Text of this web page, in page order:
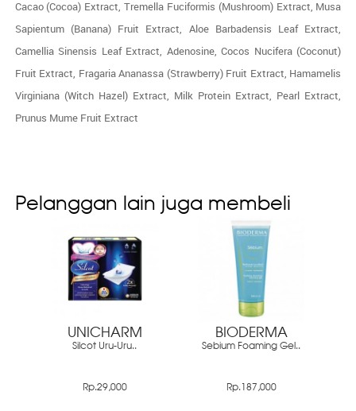
Cacao (Cocoa) Extract, Tremella Fuciformis (Mushroom) Extract, Musa
Sapientum (Banana) Fruit Extract, Aloe Barbadensis Leaf Extract,
Camellia Sinensis Leaf Extract, Adenosine, Cocos Nucifera (Coconut)
Fruit Extract, Fragaria Ananassa (Strawberry) Fruit Extract, Hamamelis
Virginiana (Witch Hazel) Extract, Milk Protein Extract, Pearl Extract,
Prunus Mume Fruit Extract
Pelanggan lain juga membeli
UNICHARM
Silcot Uru-Uru..
Rp.29,000
BIODERMA
Sebium Foaming Gel..
Rp.187,000